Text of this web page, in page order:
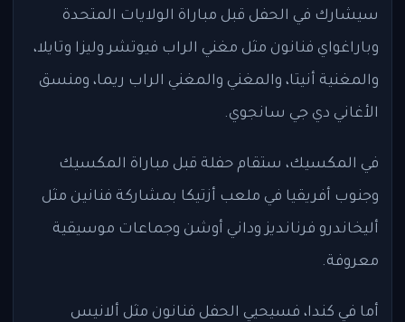
سيشارك في الحفل قبل مباراة الولايات المتحدة
وباراغواي فنانون مثل مغني الراب فيوتشر وليزا وتايلا،
والمغنية أنيتا، والمغني والمغني الراب ريما، ومنسق
الأغاني دي جي سانجوي.
في المكسيك، ستقام حفلة قبل مباراة المكسيك
وجنوب أفريقيا في ملعب أزتيكا بمشاركة فنانين مثل
أليخاندرو فرنانديز وداني أوشن وجماعات موسيقية
معروفة.
أما في كندا، فسيحيي الحفل فنانون مثل ألانيس